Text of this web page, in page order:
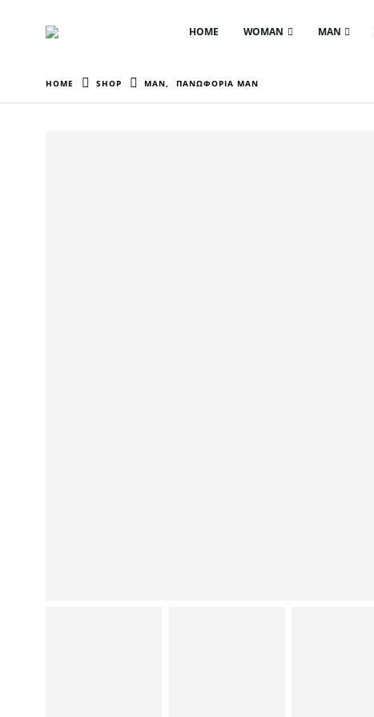
HOME WOMAN MAN
HOME SHOP MAN, ΠΑΝΩΦΟΡΙΑ MAN